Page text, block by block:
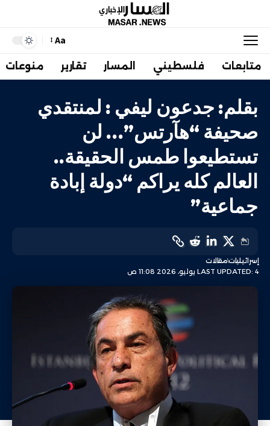
Aa
متابعات فلسطيني المسار تقارير منوعات
بقلم: جدعون ليفي : لمنتقدي
صحيفة “هآرتس”… لن
تستطيعوا طمس الحقيقة..
العالم كله يراكم “دولة إبادة
جماعية”
LAST UPDATED: 4 يوليو، 2026 11:08 ص
إسرائيلياتمقالات